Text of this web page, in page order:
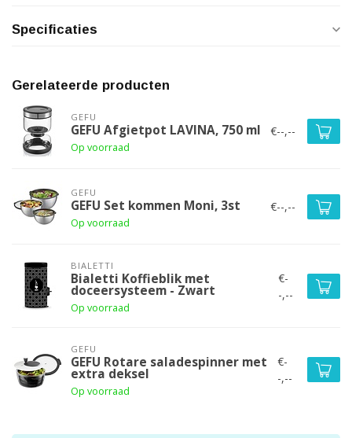
Specificaties
Gerelateerde producten
GEFU
GEFU Afgietpot LAVINA, 750 ml
Op voorraad
€--,--
GEFU
GEFU Set kommen Moni, 3st
Op voorraad
€--,--
BIALETTI
Bialetti Koffieblik met
doceersysteem - Zwart
Op voorraad
€-
-,--
GEFU
GEFU Rotare saladespinner met
extra deksel
Op voorraad
€-
-,--